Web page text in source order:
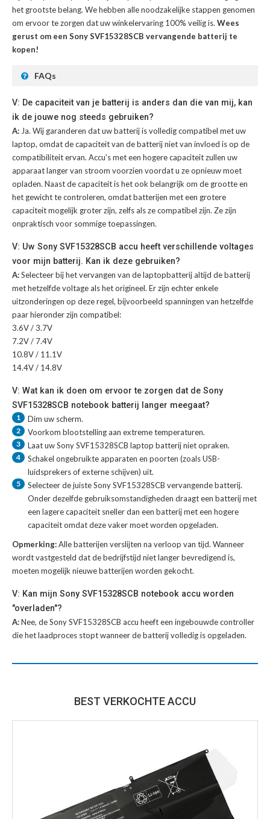
het grootste belang. We hebben alle noodzakelijke stappen genomen
om ervoor te zorgen dat uw winkelervaring 100% veilig is. Wees
gerust om een Sony SVF15328SCB vervangende batterij te
kopen!
FAQs
V: De capaciteit van je batterij is anders dan die van mij, kan
ik de jouwe nog steeds gebruiken?
A: Ja. Wij garanderen dat uw batterij is volledig compatibel met uw
laptop, omdat de capaciteit van de batterij niet van invloed is op de
compatibiliteit ervan. Accu's met een hogere capaciteit zullen uw
apparaat langer van stroom voorzien voordat u ze opnieuw moet
opladen. Naast de capaciteit is het ook belangrijk om de grootte en
het gewicht te controleren, omdat batterijen met een grotere
capaciteit mogelijk groter zijn, zelfs als ze compatibel zijn. Ze zijn
onpraktisch voor sommige toepassingen.
V: Uw Sony SVF15328SCB accu heeft verschillende voltages
voor mijn batterij. Kan ik deze gebruiken?
A:Selecteer bij het vervangen van de laptopbatterij altijd de batterij
met hetzelfde voltage als het origineel. Er zijn echter enkele
uitzonderingen op deze regel, bijvoorbeeld spanningen van hetzelfde
paar hieronder zijn compatibel:
3.6V / 3.7V
7.2V / 7.4V
10.8V / 11.1V
14.4V / 14.8V
V: Wat kan ik doen om ervoor te zorgen dat de Sony
SVF15328SCB notebook batterij langer meegaat?
1 Dim uw scherm.
2 Voorkom blootstelling aan extreme temperaturen.
3 Laat uwSony SVF15328SCB laptop batterijniet opraken.
4
Schakel ongebruikte apparaten en poorten (zoals USB-
luidsprekers of externe schijven) uit.
5 Selecteer de juisteSony SVF15328SCB vervangende batterij.
Onder dezelfde gebruiksomstandigheden draagt een batterij met
een lagere capaciteit sneller dan een batterij met een hogere
capaciteit omdat deze vaker moet worden opgeladen.
Opmerking:Alle batterijen verslijten na verloop van tijd. Wanneer
wordt vastgesteld dat de bedrijfstijd niet langer bevredigend is,
moeten mogelijk nieuwe batterijen worden gekocht.
V: Kan mijn Sony SVF15328SCB notebook accu worden
"overladen"?
A:Nee, de Sony SVF15328SCB accu heeft een ingebouwde controller
die het laadproces stopt wanneer de batterij volledig is opgeladen.
BEST VERKOCHTE ACCU